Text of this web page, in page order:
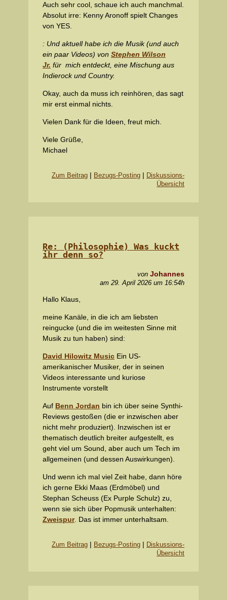
Auch sehr cool, schaue ich auch manchmal.
Absolut irre: Kenny Aronoff spielt Changes
von YES.
: Und aktuell habe ich die Musik (und auch
ein paar Videos) von Stephen Wilson
Jr. für mich entdeckt, eine Mischung aus
Indierock und Country.
Okay, auch da muss ich reinhören, das sagt
mir erst einmal nichts.
Vielen Dank für die Ideen, freut mich.
Viele Grüße,
Michael
Zum Beitrag | Bezugs-Posting | Diskussions-
Übersicht
Re: (Philosophie) Was kuckt
ihr denn so?
von Johannes
am 29. April 2026 um 16:54h
Hallo Klaus,
meine Kanäle, in die ich am liebsten
reingucke (und die im weitesten Sinne mit
Musik zu tun haben) sind:
David Hilowitz Music Ein US-
amerikanischer Musiker, der in seinen
Videos interessante und kuriose
Instrumente vorstellt
Auf Benn Jordan bin ich über seine Synthi-
Reviews gestoßen (die er inzwischen aber
nicht mehr produziert). Inzwischen ist er
thematisch deutlich breiter aufgestellt, es
geht viel um Sound, aber auch um Tech im
allgemeinen (und dessen Auswirkungen).
Und wenn ich mal viel Zeit habe, dann höre
ich gerne Ekki Maas (Erdmöbel) und
Stephan Scheuss (Ex Purple Schulz) zu,
wenn sie sich über Popmusik unterhalten:
Zweispur. Das ist immer unterhaltsam.
Zum Beitrag | Bezugs-Posting | Diskussions-
Übersicht